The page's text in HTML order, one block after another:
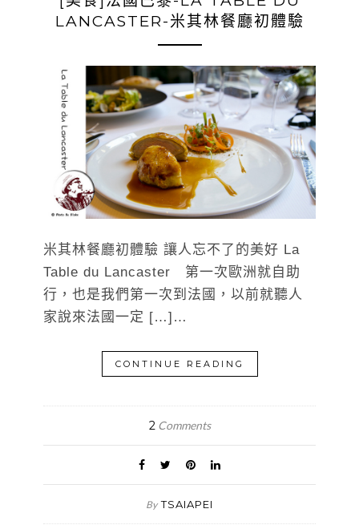
LANCASTER-米其林餐廳初體驗
米其林餐廳初體驗 讓人忘不了的美好 La
Table du Lancaster 第一次歐洲就自助
行，也是我們第一次到法國，以前就聽人
家說來法國一定 […]…
CONTINUE READING
2 Comments
By TSAIAPEI